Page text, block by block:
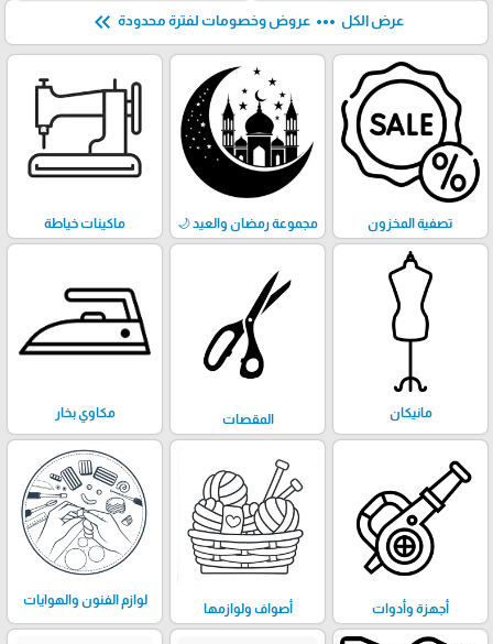
عرض الكل more_horiz عروض وخصومات لفترة محدودة keyboard_double_arrow_left
تصفية المخزون مجموعة رمضان والعيد 🌙 ماكينات خياطة
مانيكان المقصات مكاوي بخار
أجهزة وأدوات أصواف ولوازمها
لوازم الفنون والهوايات